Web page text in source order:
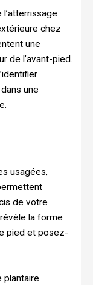
chez
une
de l’avant-pied.
une
usagées,
de votre
la forme
pied et posez-
plantaire